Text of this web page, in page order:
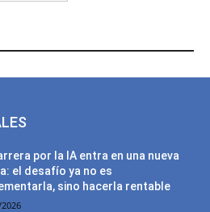
por la IA entra en una nueva
el desafío ya no es
sino hacerla rentable